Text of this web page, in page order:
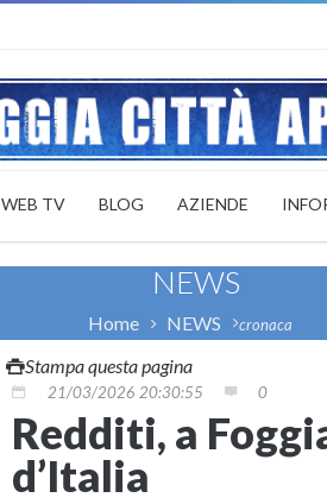
WEB TV BLOG AZIENDE
NEWS
Home NEWS cronaca
Stampa questa pagina
21/03/2026 20:30:55 0
Redditi, a
d’Italia